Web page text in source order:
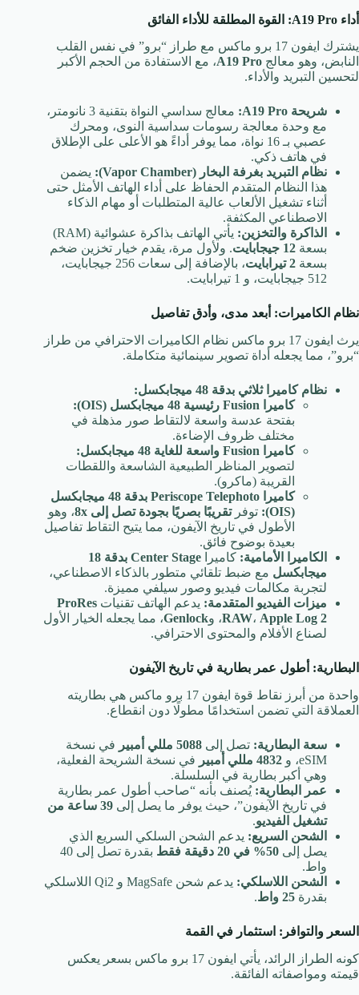
أداء A19 Pro: القوة المطلقة للأداء الفائق
يشترك ايفون 17 برو ماكس مع طراز “برو” في نفس القلب
النابض، وهو معالج A19 Pro، مع الاستفادة من الحجم الأكبر
لتحسين التبريد والأداء.
شريحة A19 Pro:
معالج سداسي النواة بتقنية 3 نانومتر،
مع وحدة معالجة رسومات سداسية النوى، ومحرك
عصبي بـ 16 نواة، مما يوفر أداءً هو الأعلى على الإطلاق
في هاتف ذكي.
نظام التبريد بغرفة البخار (Vapor Chamber):
يضمن
هذا النظام المتقدم الحفاظ على أداء الهاتف الأمثل حتى
أثناء تشغيل الألعاب عالية المتطلبات أو مهام الذكاء
الاصطناعي المكثفة.
الذاكرة والتخزين:
يأتي الهاتف بذاكرة عشوائية (RAM)
بسعة 12 جيجابايت
. ولأول مرة، يقدم خيار تخزين ضخم
بسعة 2 تيرابايت
، بالإضافة إلى سعات 256 جيجابايت،
512 جيجابايت، و 1 تيرابايت.
نظام الكاميرات: أبعد مدى، وأدق تفاصيل
يرث ايفون 17 برو ماكس نظام الكاميرات الاحترافي من طراز
“برو”، مما يجعله أداة تصوير سينمائية متكاملة.
نظام كاميرا ثلاثي بدقة 48 ميجابكسل:
كاميرا Fusion رئيسية 48 ميجابكسل (OIS):
بفتحة عدسة واسعة لالتقاط صور مذهلة في
مختلف ظروف الإضاءة.
كاميرا Fusion واسعة للغاية 48 ميجابكسل:
لتصوير المناظر الطبيعية الشاسعة واللقطات
القريبة (ماكرو).
كاميرا Periscope Telephoto بدقة 48 ميجابكسل
(OIS):
توفرتقريبًا بصريًا بجودة تصل إلى 8x
، وهو
الأطول في تاريخ الآيفون، مما يتيح التقاط تفاصيل
بعيدة بوضوح فائق.
الكاميرا الأمامية: كاميرا
Center Stage بدقة 18
ميجابكسل مع ضبط تلقائي متطور بالذكاء الاصطناعي،
لتجربة مكالمات فيديو وصور سيلفي مميزة.
ميزات الفيديو المتقدمة: يدعم الهاتف تقنيات ProRes
RAW، Apple Log 2 ، وGenlock، مما يجعله الخيار الأول
لصناع الأفلام والمحتوى الاحترافي.
البطارية: أطول عمر بطارية في تاريخ الآيفون
واحدة من أبرز نقاط قوة ايفون 17 برو ماكس هي بطاريته
العملاقة التي تضمن استخدامًا مطولًا دون انقطاع.
سعة البطارية: تصل إلى 5088 مللي أمبير
في نسخة
eSIM، و
4832 مللي أمبير
في نسخة الشريحة الفعلية،
وهي أكبر بطارية في السلسلة.
عمر البطارية: يُصنف بأنه “صاحب أطول عمر بطارية
في تاريخ الآيفون”، حيث يوفر ما يصل إلى
39 ساعة من
تشغيل الفيديو.
الشحن السريع: يدعم الشحن السلكي السريع الذي
يصل إلى 50% في 20 دقيقة فقط
بقدرة تصل إلى 40
واط.
الشحن اللاسلكي:
يدعم شحن MagSafe و Qi2 اللاسلكي
بقدرة 25 واط .
السعر والتوافر: استثمار في القمة
كونه الطراز الرائد، يأتي ايفون 17 برو ماكس بسعر يعكس
قيمته ومواصفاته الفائقة.